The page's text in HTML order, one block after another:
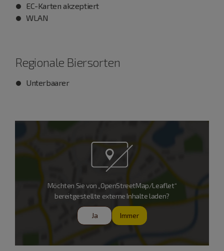
EC-Karten akzeptiert
WLAN
Regionale Biersorten
Unterbaarer
Möchten Sie von „OpenStreetMap/Leaflet“
bereitgestellte externe Inhalte laden?
Ja Immer